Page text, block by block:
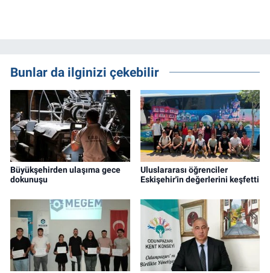
Bunlar da ilginizi çekebilir
Büyükşehirden ulaşıma gece
dokunuşu
Uluslararası öğrenciler
Eskişehir'in değerlerini keşfetti